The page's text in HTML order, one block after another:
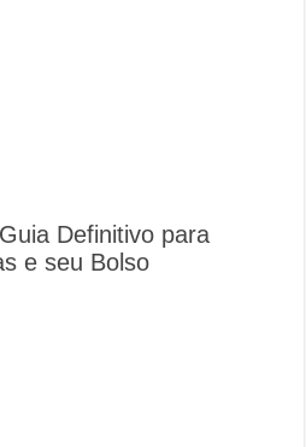
Definitivo para
e seu Bolso